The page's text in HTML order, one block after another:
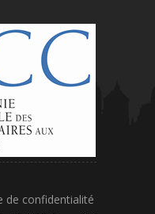
de confidentialité